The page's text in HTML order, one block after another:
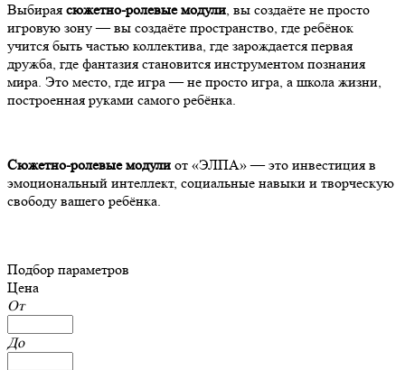
Выбирая сюжетно-ролевые модули, вы создаёте не просто
игровую зону — вы создаёте пространство, где ребёнок
учится быть частью коллектива, где зарождается первая
дружба, где фантазия становится инструментом познания
мира. Это место, где игра — не просто игра, а школа жизни,
построенная руками самого ребёнка.
Сюжетно-ролевые модули от «ЭЛПА» — это инвестиция в
эмоциональный интеллект, социальные навыки и творческую
свободу вашего ребёнка.
Подбор параметров
Цена
От
До